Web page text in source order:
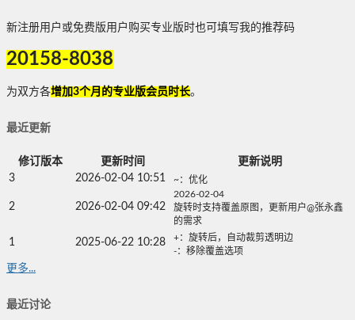
新注册用户或免费版用户购买专业版时也可填写我的推荐码
20158-8038
为双方各增加3个月的专业版会员时长。
最近更新
修订版本 更新时间
更新说明
3
2026-02-04 10:51 ~：优化
2 2026-02-04 09:42
2026-02-04
旋转时支持覆盖原图，更新用户@张永鑫
的需求
1 2025-06-22 10:28
+：旋转后，自动裁剪透明边
-：移除覆盖选项
更多...
最近讨论